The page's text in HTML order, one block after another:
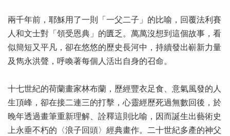
兩千年前，耶穌用了一則「一父二子」的比喻，回覆法利賽
人和文士對「領受恩典」的匱乏。萬萬沒想到這個故事，看
似簡短又平凡，卻在悠悠的歷史長河中，持續發出嶄新力量
及雋永洪聲，呼喚著每個人活出自身的召命。
十七世紀的荷蘭畫家林布蘭，歷經豐衣足食、意氣風發的人
生頂峰，卻在接二連三的打擊，心靈經歷死過無數回後，於
晚年透過畫筆重新理解、詮釋這則比喻，因而誕生出藝術史
上永垂不朽的〈浪子回頭〉經典畫作。二十世紀多產的神父